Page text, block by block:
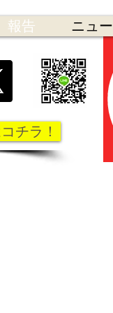
チラ！
報告 ニュ